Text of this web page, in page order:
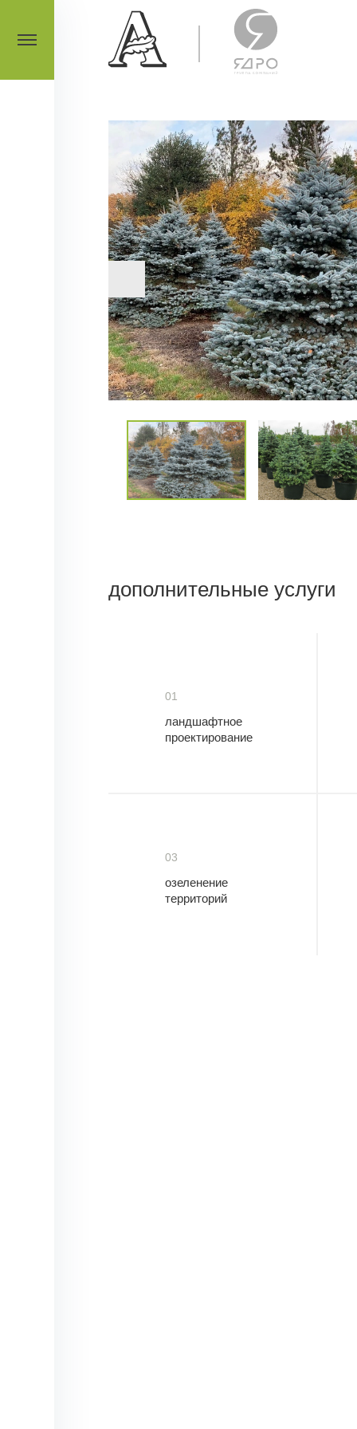
дополнительные услуги
01
ландшафтное
проектирование
03
озеленение
территорий